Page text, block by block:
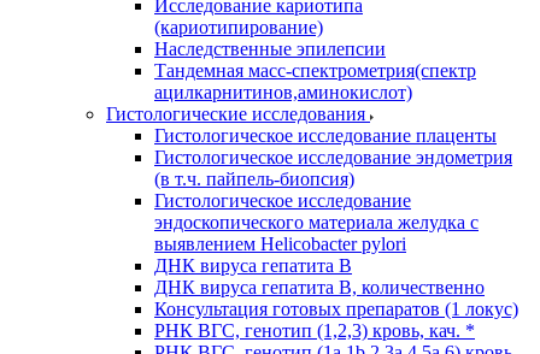
Исследование кариотипа
(кариотипирование)
Наследственные эпилепсии
Тандемная масс-спектрометрия(спектр
ацилкарнитинов,аминокислот)
Гистологические исследования
Гистологическое исследование плаценты
Гистологическое исследование эндометрия
(в т.ч. пайпель-биопсия)
Гистологическое исследование
эндоскопического материала желудка с
выявлением Helicobacter pylori
ДНК вируса гепатита B
ДНК вируса гепатита B, количественно
Консультация готовых препаратов (1 локус)
РНК ВГC, генотип (1,2,3) кровь, кач. *